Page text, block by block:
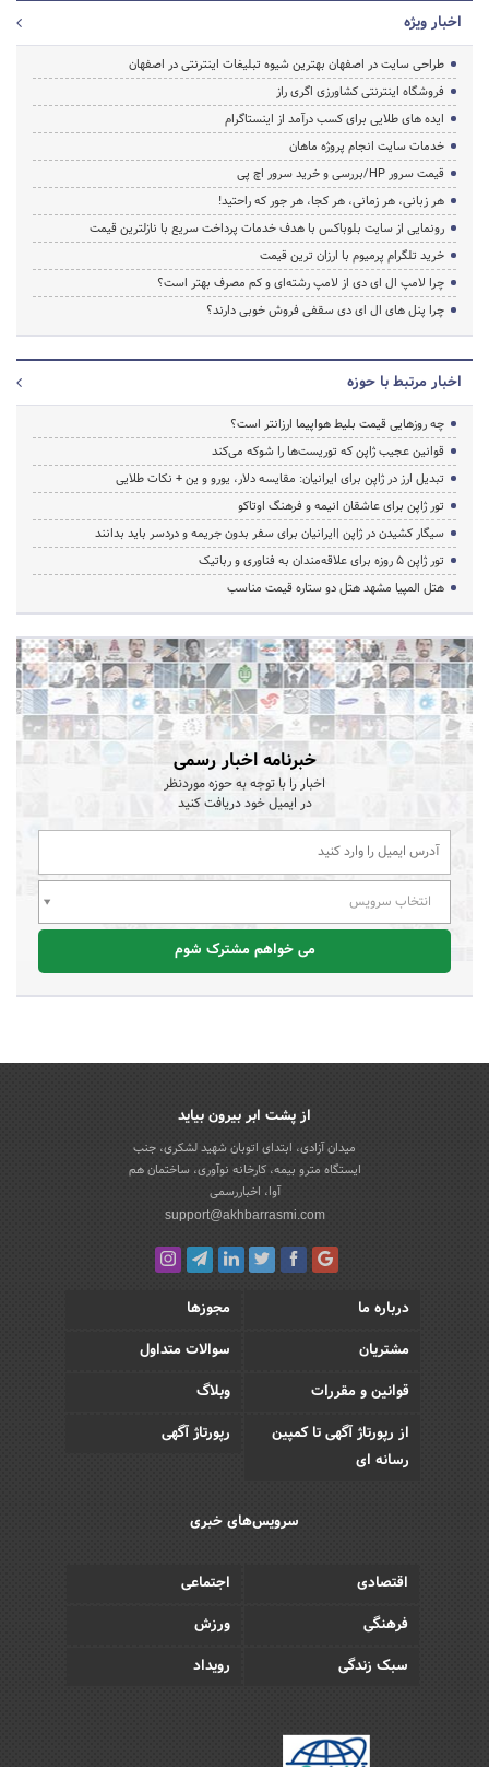
اخبار ویژه
طراحی سایت در اصفهان بهترین شیوه تبلیغات اینترنتی در اصفهان
فروشگاه اینترنتی کشاورزی اگری راز
ایده های طلایی برای کسب درآمد از اینستاگرام
خدمات سایت انجام پروژه ماهان
قیمت سرور HP/بررسی و خرید سرور اچ پی
هر زبانی، هر زمانی، هر کجا، هر جور که راحتید!
رونمایی از سایت بلوباکس با هدف خدمات پرداخت سریع با نازلترین قیمت
خرید تلگرام پرمیوم با ارزان ترین قیمت
چرا لامپ ال ای دی از لامپ رشته‌ای و کم مصرف بهتر است؟
چرا پنل های ال ای دی سقفی فروش خوبی دارند؟
اخبار مرتبط با حوزه
چه روزهایی قیمت بلیط هواپیما ارزانتر است؟
قوانین عجیب ژاپن که توریست‌ها را شوکه می‌کند
تبدیل ارز در ژاپن برای ایرانیان: مقایسه دلار، یورو و ین + نکات طلایی
تور ژاپن برای عاشقان انیمه و فرهنگ اوتاکو
سیگار کشیدن در ژاپن |ایرانیان برای سفر بدون جریمه و دردسر باید بدانند
تور ژاپن ۵ روزه برای علاقه‌مندان به فناوری و رباتیک
هتل المپیا مشهد هتل دو ستاره قیمت مناسب
خبرنامه اخبار رسمی
اخبار را با توجه به حوزه موردنظر
در ایمیل خود دریافت کنید
انتخاب سرویس
می خواهم مشترک شوم
از پشت ابر بیرون بیاید
میدان آزادی، ابتدای اتوبان شهید لشکری، جنب
ایستگاه مترو بیمه، کارخانه نوآوری، ساختمان هم
آوا، اخباررسمی
support@akhbarrasmi.com
درباره ما
مجوزها
مشتریان
سوالات متداول
قوانین و مقررات
وبلاگ
از رپورتاژ آگهی تا کمپین
رسانه ای
رپورتاژ آگهی
سرویس‌های خبری
اقتصادی
اجتماعی
فرهنگی
ورزش
سبک زندگی
رویداد